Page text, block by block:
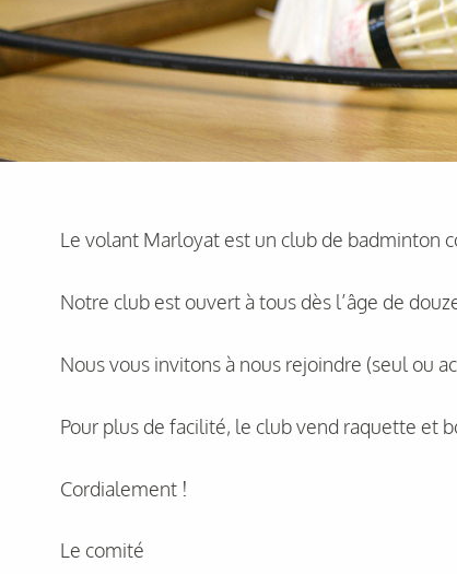
Le volant Marloyat est un club de badminton
Notre club est ouvert à tous dès l’âge de
Nous vous invitons à nous rejoindre (seul ou
Pour plus de facilité, le club vend raquette et
Cordialement !
Le comité